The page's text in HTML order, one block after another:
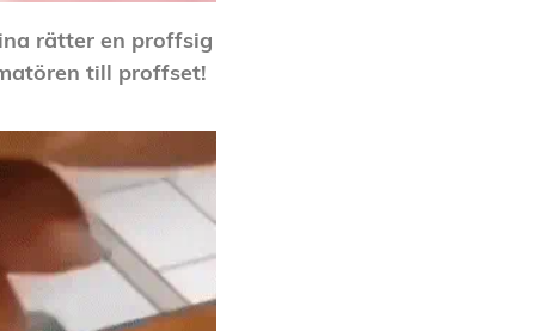
rätter en proffsig
till proffset!